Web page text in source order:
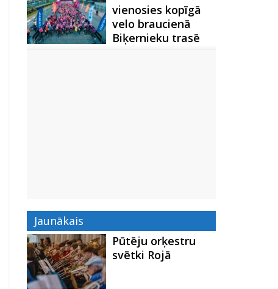
vienosies kopīgā
velo braucienā
Biķernieku trasē
Jaunākais
Pūtēju orķestru
svētki Rojā